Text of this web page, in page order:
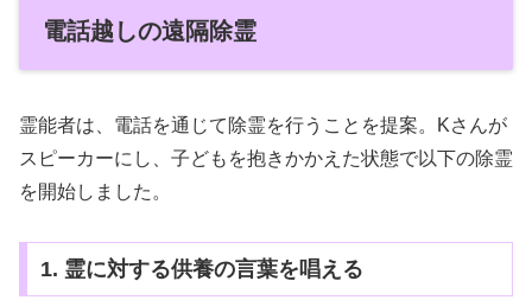
電話越しの遠隔除霊
霊能者は、電話を通じて除霊を行うことを提案。Kさんが
スピーカーにし、子どもを抱きかかえた状態で以下の除霊
を開始しました。
1. 霊に対する供養の言葉を唱える